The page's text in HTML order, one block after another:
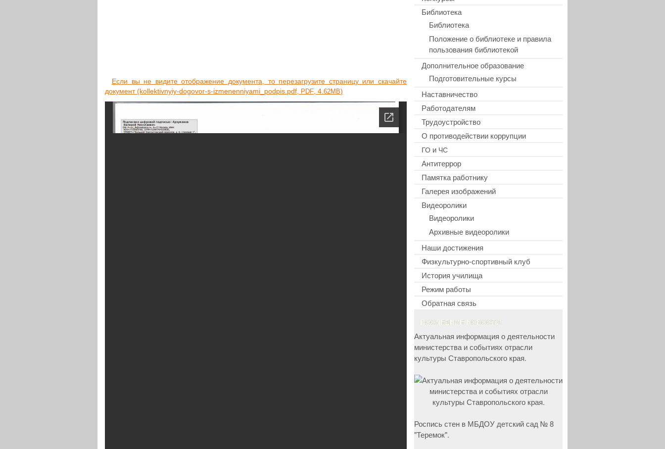
Если вы не видите отоб­ра­же­ние доку­мен­та, то пере­за­гру­зи­те стра­ни­цу или ска­чай­те
доку­мент (kollektivnyiy-dogovor-s-izmenenniyami_podpis.pdf,
PDF , 4. 62MB)
Библиотека
Библиотека
Положение о библиотеке и правила
пользования библиотекой
Дополнительное образование
Подготовительные курсы
Наставничество
Работодателям
Трудоустройство
О противодействии коррупции
ГО и ЧС
Антитеррор
Памятка работнику
Галерея изображений
Видеоролики
Видеоролики
Архивные видеоролики
Наши достижения
Физкультурно-спортивный клуб
История училища
Режим работы
Обратная связь
ПОСЛЕДНИЕ НОВОСТИ
Актуальная информация о деятельности
министерства и событиях отрасли
культуры Ставропольского края.
Роспись стен в МБДОУ детский сад № 8
"Теремок".